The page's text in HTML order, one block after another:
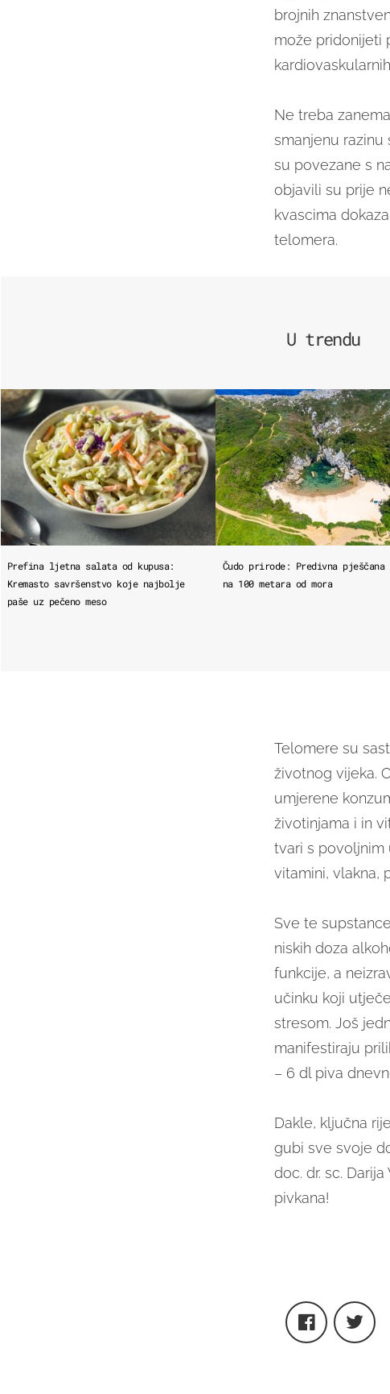
brojnih
može pridonijeti
Ne treba
smanjenu
su povezane s
objavili su prije
kvascima
telomera.
U trendu
Prefina ljetna salata od kupusa:
Kremasto savršenstvo koje najbolje
paše uz pečeno meso
Čudo prirode: Predivna pješčana
na 100 metara od mora
Telomere su
životnog vijeka.
umjerene
životinjama i in
tvari s povoljnim
vitamini, vlakna,
Sve te
niskih doza
funkcije, a
učinku koji
stresom. Još
manifestiraju
– 6 dl piva
Dakle, ključna
gubi sve svoje
doc. dr. sc.
pivkana!